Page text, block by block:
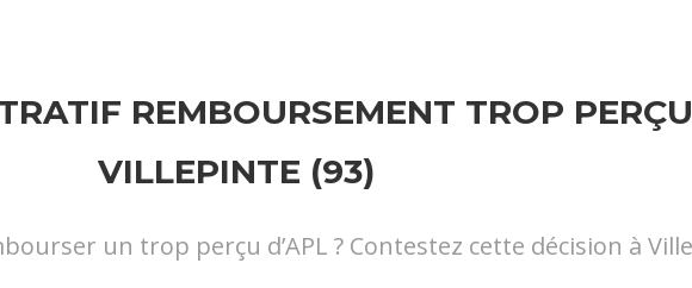
REMBOURSEMENT TROP
VILLEPINTE (93)
un trop perçu d’APL ? Contestez cette décision à